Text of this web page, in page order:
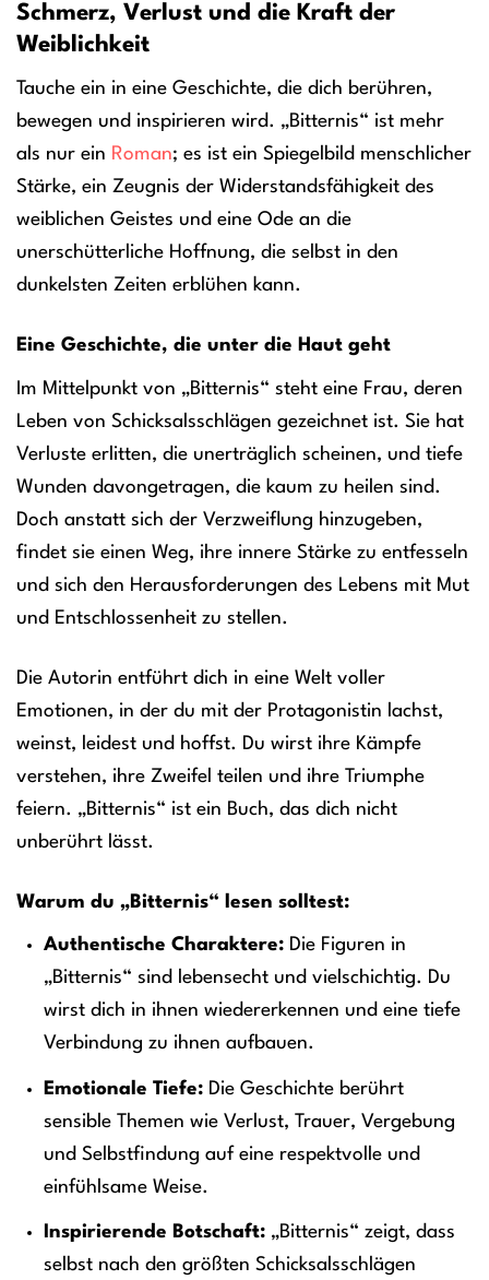
Schmerz, Verlust und die Kraft der
Weiblichkeit
Tauche ein in eine Geschichte, die dich berühren,
bewegen und inspirieren wird. „Bitternis“ ist mehr
als nur ein Roman; es ist ein Spiegelbild menschlicher
Stärke, ein Zeugnis der Widerstandsfähigkeit des
weiblichen Geistes und eine Ode an die
unerschütterliche Hoffnung, die selbst in den
dunkelsten Zeiten erblühen kann.
Eine Geschichte, die unter die Haut geht
Im Mittelpunkt von „Bitternis“ steht eine Frau, deren
Leben von Schicksalsschlägen gezeichnet ist. Sie hat
Verluste erlitten, die unerträglich scheinen, und tiefe
Wunden davongetragen, die kaum zu heilen sind.
Doch anstatt sich der Verzweiflung hinzugeben,
findet sie einen Weg, ihre innere Stärke zu entfesseln
und sich den Herausforderungen des Lebens mit Mut
und Entschlossenheit zu stellen.
Die Autorin entführt dich in eine Welt voller
Emotionen, in der du mit der Protagonistin lachst,
weinst, leidest und hoffst. Du wirst ihre Kämpfe
verstehen, ihre Zweifel teilen und ihre Triumphe
feiern. „Bitternis“ ist ein Buch, das dich nicht
unberührt lässt.
Warum du „Bitternis“ lesen solltest:
Authentische Charaktere:Die Figuren in
„Bitternis“ sind lebensecht und vielschichtig. Du
wirst dich in ihnen wiedererkennen und eine tiefe
Verbindung zu ihnen aufbauen.
Emotionale Tiefe:Die Geschichte berührt
sensible Themen wie Verlust, Trauer, Vergebung
und Selbstfindung auf eine respektvolle und
einfühlsame Weise.
Inspirierende Botschaft:„Bitternis“ zeigt, dass
selbst nach den größten Schicksalsschlägen